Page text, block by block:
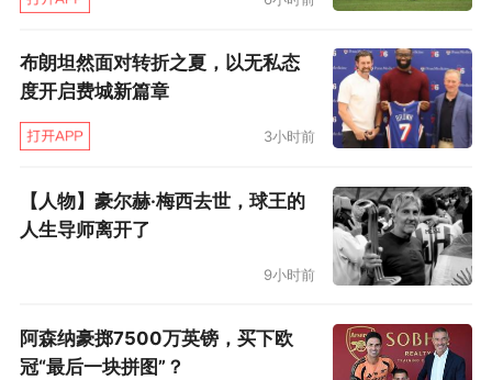
布朗坦然面对转折之夏，以无私态
度开启费城新篇章
3小时前
【人物】豪尔赫·梅西去世，球王的
人生导师离开了
9小时前
阿森纳豪掷7500万英镑，买下欧
冠“最后一块拼图”？